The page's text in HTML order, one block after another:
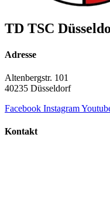
TD TSC
Adresse
Altenbergstr. 101
40235 Düsseldorf
Facebook Instagram
Kontakt